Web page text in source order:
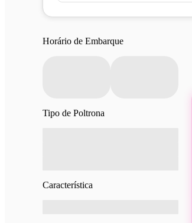
Horário de Embarque
Tipo de Poltrona
Característica